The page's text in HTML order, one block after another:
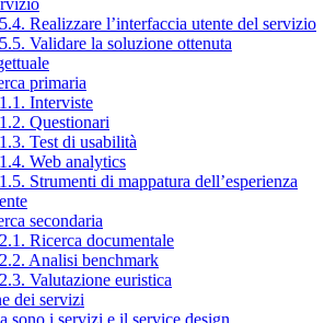
Realizzare l’interfaccia utente del servizio
Validare la soluzione ottenuta
primaria
Interviste
Questionari
Test di usabilità
Web analytics
Strumenti di mappatura dell’esperienza
secondaria
Ricerca documentale
Analisi benchmark
Valutazione euristica
dei servizi
sono i servizi e il service design